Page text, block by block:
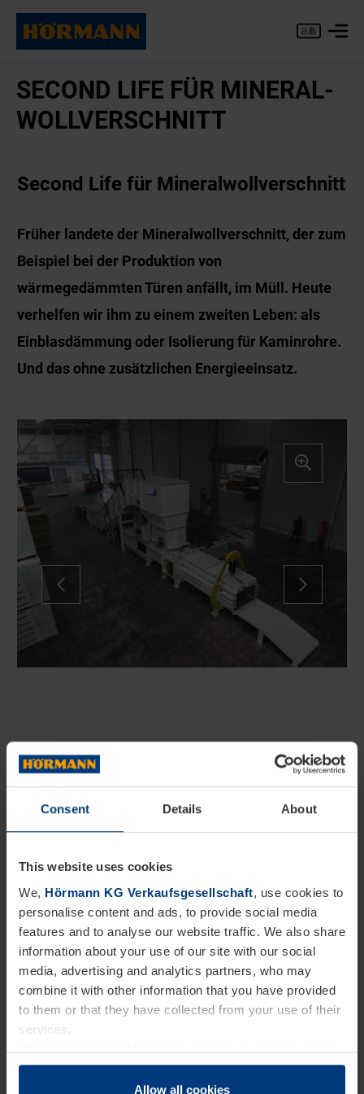
Consent Details About
This website uses cookies
We, Hörmann KG Verkaufsgesellschaft, use cookies to
personalise content and ads, to provide social media
features and to analyse our website traffic. We also share
information about your use of our site with our social
media, advertising and analytics partners, who may
combine it with other information that you have provided
to them or that they have collected from your use of their
services.
We have a legal right to store cookies on your device if
they are essential to the operation of this website. We
need your consent for all other types of cookies. You can
Allow all cookies
SE­COND LIFE FÜR MI­NE­RAL­
WOLL­VER­SCHNITT
Second Life für Mineralwollverschnitt
Früher landete der Mineralwollverschnitt, der zum
Beispiel bei der Produktion von
wärmegedämmten Türen anfällt, im Müll. Heute
verhelfen wir ihm zu einem zweiten Leben: als
Einblasdämmung oder Isolierung für Kaminrohre.
Und das ohne zusätzlichen Energieeinsatz.
Doch unsere Nachhaltigkeitsstrategie reicht noch
weiter. Hintergrund: Bei Recycling- und
neue Nutzung des Materials geschaut. Häufig
liegen Herausforderungen aber auch in anderen
Prozessschritten – hier zum Beispiel in der Logistik:
Der Verschnitt ist voluminös und nur wenig davon
passt auf einen Lkw – der Transport würde so hohe
CO2-Emissionen verursachen. Unsere Lösung: eine
optimierte Logistik! In einem ersten Schritt erhöhten
wir durch den Einsatz von Selbstpresscontainern
das Transportgewicht von 2,9 auf 4,26 Tonnen. So